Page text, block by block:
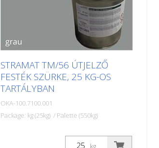
STRAMAT TM/56 ÚTJELZŐ
FESTÉK SZÜRKE, 25 KG-OS
TARTÁLYBAN
OKA-100.7100.001
Package: kg (25kg) / Palette (550kg)
A STRAMAT útburkolati festékeket
kg